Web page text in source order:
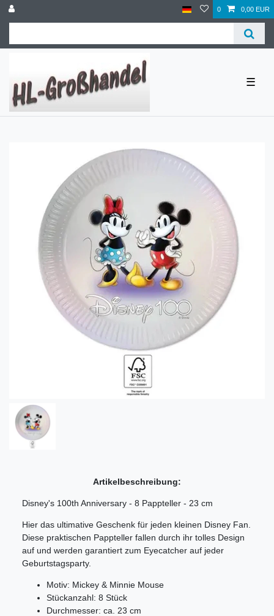
0 0,00 EUR
☰
Artikelbeschreibung:
Disney's 100th Anniversary - 8 Pappteller - 23 cm
Hier das ultimative Geschenk für jeden kleinen Disney Fan.
Diese praktischen Pappteller fallen durch ihr tolles Design
auf und werden garantiert zum Eyecatcher auf jeder
Geburtstagsparty.
Motiv: Mickey & Minnie Mouse
Stückanzahl: 8 Stück
Durchmesser: ca. 23 cm